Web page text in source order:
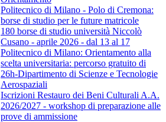
Politecnico di Milano - Polo di Cremona:
borse di studio per le future matricole
180 borse di studio università Niccolò
Cusano - aprile 2026 - dal 13 al 17
Politecnico di Milano: Orientamento alla
scelta universitaria: percorso gratuito di
26h-Dipartimento di Scienze e Tecnologie
Aerospaziali
Iscrizioni Restauro dei Beni Culturali A.A.
2026/2027 - workshop di preparazione alle
prove di ammissione